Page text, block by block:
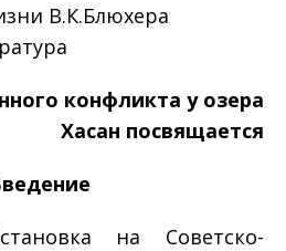
В.К.Блюхера
конфликта у озера
Хасан посвящается
на Советско-